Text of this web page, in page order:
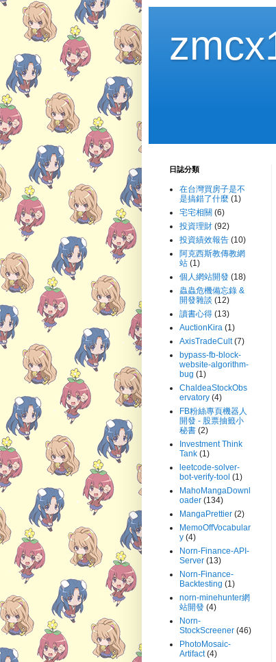
日誌分類
在台灣買房子是不
是搞錯了什麼 (1)
宅宅相關 (6)
投資理財 (92)
投資績效報告 (10)
阿克西斯教傳教網
站 (1)
個人網站開發 (18)
蟲蟲危機備忘錄 &
開發雜談 (12)
讀書心得 (13)
AuctionKira (1)
AxisTradeCult (7)
bypass-fb-block-
website-algorithm-
bug (1)
ChaldeaStockObs
ervatory (4)
FB粉絲專頁機器人
開發 - 股票抽籤小
秘書 (2)
Investment Think
Tank (1)
leetcode-solver-
bot-verify-tool (1)
MahoMangaDownl
oader (134)
MangaPrettier (2)
MemoOffVocabular
y (4)
Norn-Finance-API-
Server (13)
Norn-Finance-
Backtesting (1)
norn-minehunter網
站開發 (4)
Norn-
StockScreener (46)
PhotoMosaic-
Artifact (4)